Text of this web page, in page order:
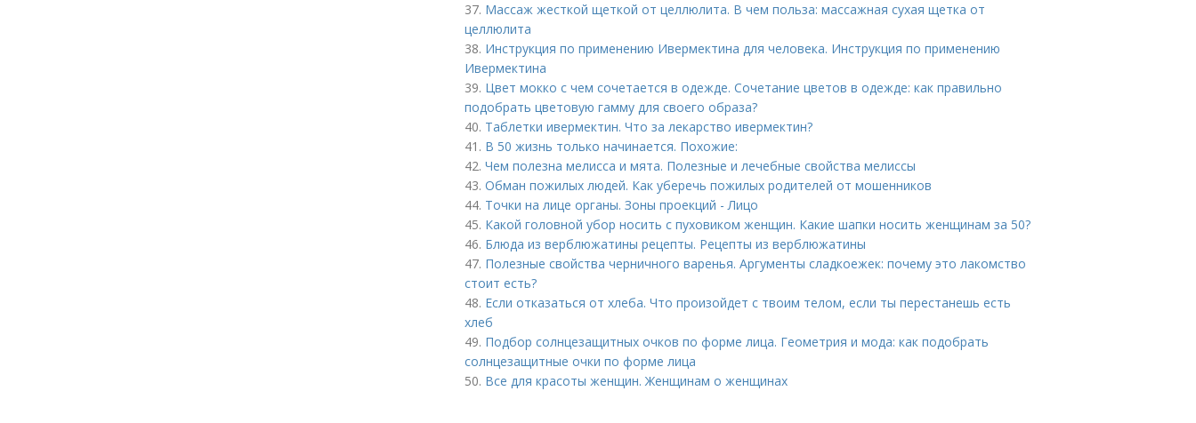
37. Массаж жесткой щеткой от целлюлита. В чем польза: массажная сухая щетка от
целлюлита
38. Инструкция по применению Ивермектина для человека. Инструкция по применению
Ивермектина
39. Цвет мокко с чем сочетается в одежде. Сочетание цветов в одежде: как правильно
подобрать цветовую гамму для своего образа?
40. Таблетки ивермектин. Что за лекарство ивермектин?
41. В 50 жизнь только начинается. Похожие:
42. Чем полезна мелисса и мята. Полезные и лечебные свойства мелиссы
43. Обман пожилых людей. Как уберечь пожилых родителей от мошенников
44. Точки на лице органы. Зоны проекций - Лицо
45. Какой головной убор носить с пуховиком женщин. Какие шапки носить женщинам за 50?
46. Блюда из верблюжатины рецепты. Рецепты из верблюжатины
47. Полезные свойства черничного варенья. Аргументы сладкоежек: почему это лакомство
стоит есть?
48. Если отказаться от хлеба. Что произойдет с твоим телом, если ты перестанешь есть
хлеб
49. Подбор солнцезащитных очков по форме лица. Геометрия и мода: как подобрать
солнцезащитные очки по форме лица
50. Все для красоты женщин. Женщинам о женщинах